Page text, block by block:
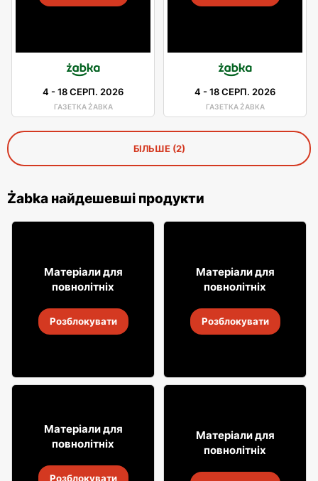
4 -18 СЕРП. 2026
ГАЗЕТКА ŻABKA
4 -18 СЕРП. 2026
ГАЗЕТКА ŻABKA
БІЛЬШЕ (2)
Żabka найдешевші продукти
2999
Горілка Żołądkowa Gorzka
18 серп. 2026
Матеріали для
повнолітніх
Розблокувати
3199
Алкогольні напої Soplica
18 серп. 2026
Матеріали для
повнолітніх
Розблокувати
4999
Матеріали для
повнолітніх
Розблокувати
7 99
Випий Captain Morgan
Матеріали для
повнолітніх